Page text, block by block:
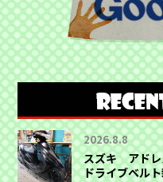
2026.8.8
スズキ アド
ドライブベル